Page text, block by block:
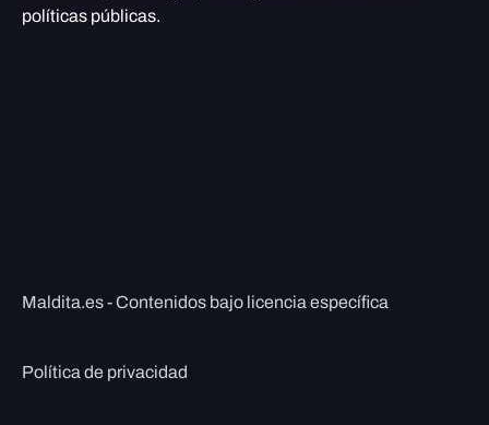
políticas públicas.
Maldita.es - Contenidos bajo licencia específica
Política de privacidad